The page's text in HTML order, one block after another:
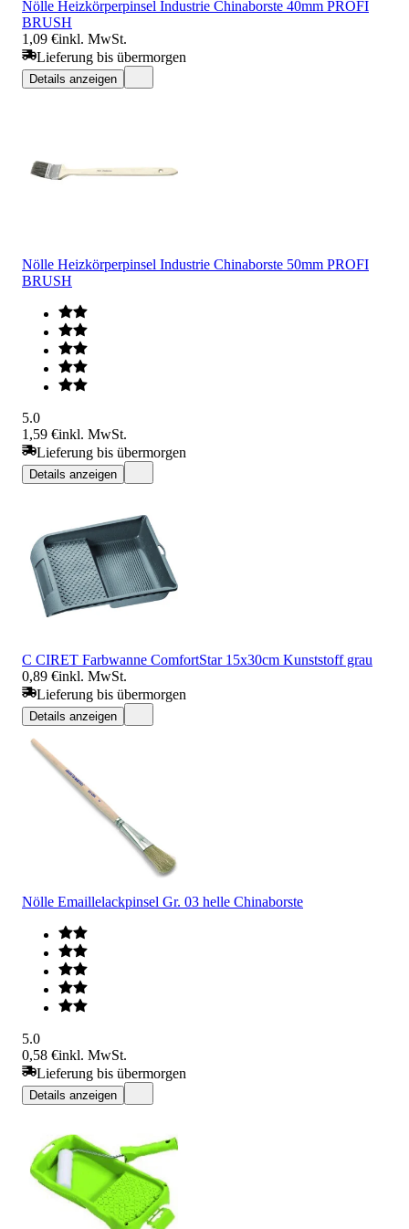
Nölle Heizkörperpinsel Industrie Chinaborste 40mm PROFI
BRUSH
1,09 €inkl. MwSt.
Lieferung bis übermorgen
Details anzeigen
Nölle Heizkörperpinsel Industrie Chinaborste 50mm PROFI
BRUSH
5.0
1,59 €inkl. MwSt.
Lieferung bis übermorgen
Details anzeigen
C CIRET Farbwanne ComfortStar 15x30cm Kunststoff grau
0,89 €inkl. MwSt.
Lieferung bis übermorgen
Details anzeigen
Nölle Emaillelackpinsel Gr. 03 helle Chinaborste
5.0
0,58 €inkl. MwSt.
Lieferung bis übermorgen
Details anzeigen